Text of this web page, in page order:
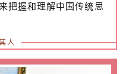
把握和理解中国传统思
人